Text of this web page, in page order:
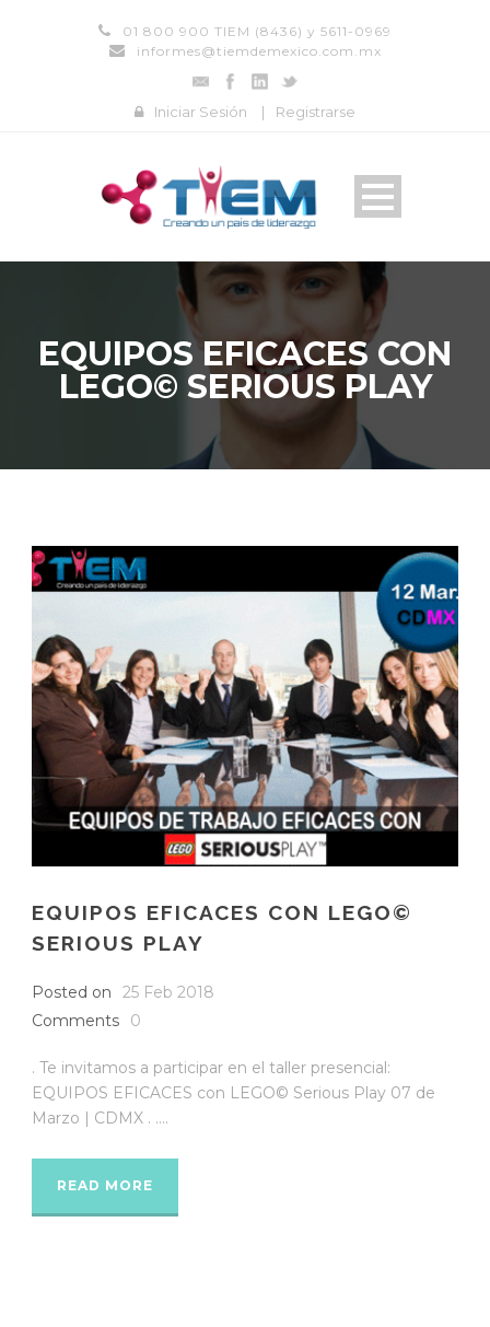
01 800 900 TIEM (8436) y 5611-0969
informes@tiemdemexico.com.mx
Iniciar Sesión | Registrarse
EQUIPOS EFICACES CON
LEGO© SERIOUS PLAY
EQUIPOS EFICACES CON LEGO©
SERIOUS PLAY
Posted on
25 Feb 2018
Comments
0
. Te invitamos a participar en el taller presencial:
EQUIPOS EFICACES con LEGO© Serious Play 07 de
Marzo | CDMX . ....
READ MORE